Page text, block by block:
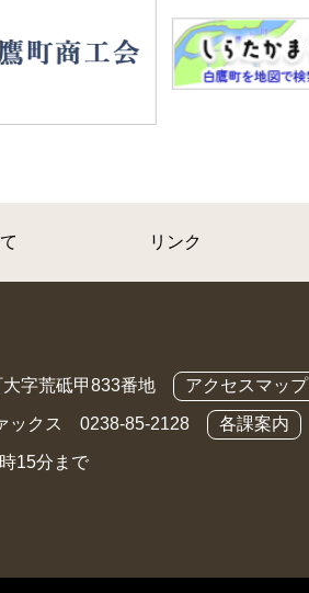
リンク
字荒砥甲833番地 アクセスマップ
クス 0238-85-2128 各課案内
15分まで